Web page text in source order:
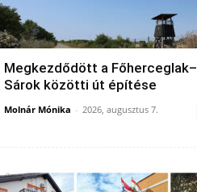
Megkezdődött a Főherceglak–
Sárok közötti út építése
Molnár Mónika - 2026, augusztus 7.